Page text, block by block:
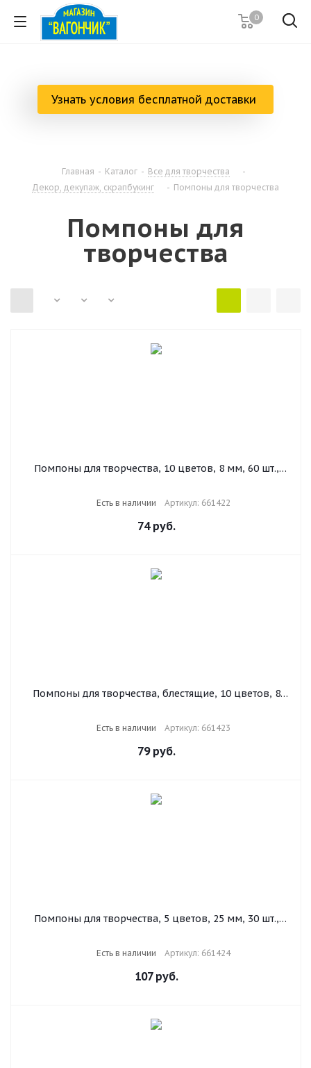
0
Узнать условия бесплатной доставки
Главная - Каталог - Все для творчества
-
Декор, декупаж, скрапбукинг
- Помпоны для творчества
Помпоны для
творчества
Помпоны для творчества, 10 цветов, 8 мм, 60 шт.,
Есть в наличии Артикул: 661422
74руб.
Помпоны для творчества, блестящие, 10 цветов, 8
Есть в наличии Артикул: 661423
79руб.
Помпоны для творчества, 5 цветов, 25 мм, 30 шт.,
Есть в наличии Артикул: 661424
107руб.